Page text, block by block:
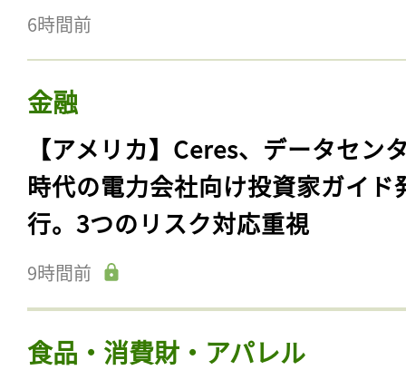
6時間前
金融
【アメリカ】Ceres、データセン
時代の電力会社向け投資家ガイド
行。3つのリスク対応重視
9時間前
食品・消費財・アパレル